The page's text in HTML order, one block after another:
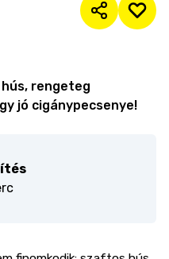
rengeteg
jó cigánypecsenye!